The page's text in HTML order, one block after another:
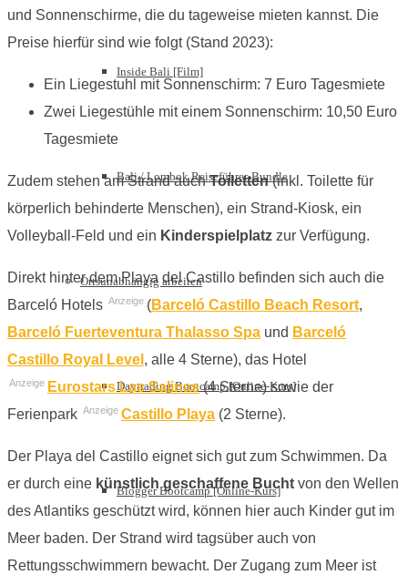
Inside Bali [Film]
Bali / Lombok Reiseführer-Bundle
Ortsunabhängig arbeiten
Daytrading Bootcamp [Online-Kurs]
Blogger Bootcamp [Online-Kurs]
und Sonnenschirme, die du tageweise mieten kannst. Die
Preise hierfür sind wie folgt (Stand 2023):
Ein Liegestuhl mit Sonnenschirm: 7 Euro Tagesmiete
Zwei Liegestühle mit einem Sonnenschirm: 10,50 Euro
Tagesmiete
Zudem stehen am Strand auchToiletten(inkl. Toilette für
körperlich behinderte Menschen), ein Strand-Kiosk, ein
Volleyball-Feld und ein Kinderspielplatz zur Verfügung.
Direkt hinter dem Playa del Castillo befinden sich auch die
Barceló Hotels Anzeige (Barceló Castillo Beach Resort,
Barceló Fuerteventura Thalasso Spa und Barceló
Castillo Royal Level , alle 4 Sterne), das Hotel
Anzeige Eurostars Las Salinas(4 Sterne) sowie der
Ferienpark Anzeige Castillo Playa (2 Sterne).
Der Playa del Castillo eignet sich gut zum Schwimmen. Da
er durch eine künstlich geschaffene Bucht von den Wellen
des Atlantiks geschützt wird, können hier auch Kinder gut im
Meer baden. Der Strand wird tagsüber auch von
Rettungsschwimmern bewacht. Der Zugang zum Meer ist